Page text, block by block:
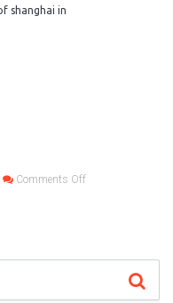
shanghai in
Comments Offon Cityscape